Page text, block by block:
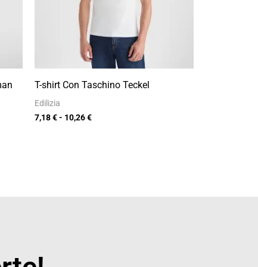
T-shirt Con Taschino Teckel
Edilizia
7,18€- 10,26€